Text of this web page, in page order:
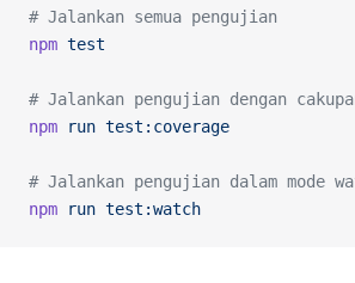
# Jalankan semua pengujian
npm test
# Jalankan pengujian dengan
npm run test:coverage
# Jalankan pengujian dalam mode
npm run test:watch